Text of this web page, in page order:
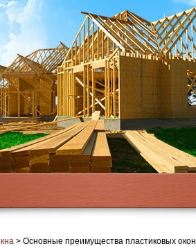
> Основные преимущества пластиковых окон